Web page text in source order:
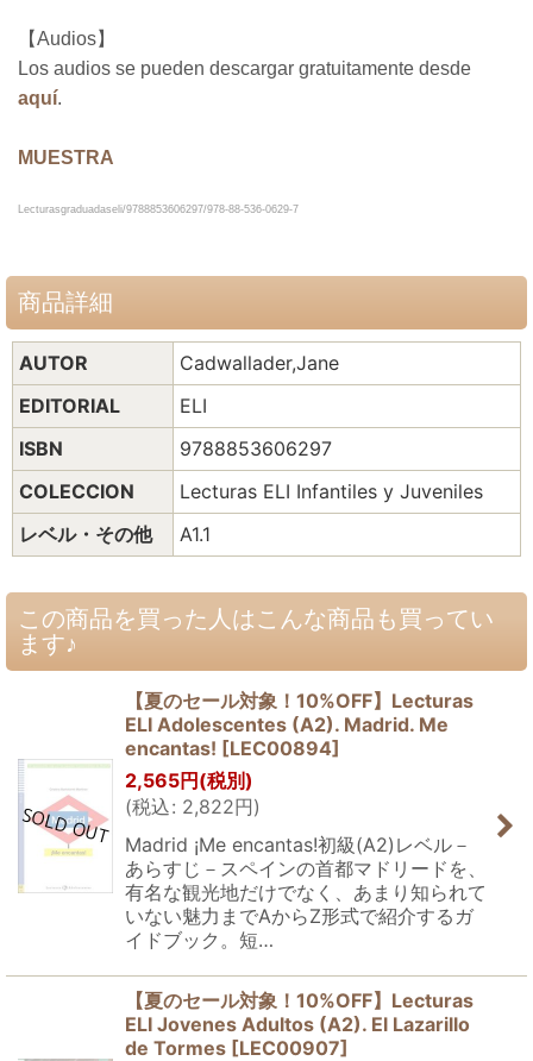
【Audios】
Los audios se pueden descargar gratuitamente desde
aquí.
MUESTRA
Lecturasgraduadaseli/9788853606297/978-88-536-0629-7
商品詳細
AUTOR
Cadwallader,Jane
EDITORIAL
ELI
ISBN
9788853606297
COLECCION
Lecturas ELI Infantiles y Juveniles
レベル・その他
A1.1
この商品を買った人はこんな商品も買ってい
ます♪
【夏のセール対象！10%OFF】Lecturas
ELI Adolescentes (A2). Madrid. Me
encantas! [LEC00894]
2,565円 (税別)
(税込: 2,822円)
Madrid ¡Me encantas!初級(A2)レベル－
あらすじ－スペインの首都マドリードを、
有名な観光地だけでなく、あまり知られて
いない魅力までAからZ形式で紹介するガ
イドブック。短…
【夏のセール対象！10%OFF】Lecturas
ELI Jovenes Adultos (A2). El Lazarillo
de Tormes [LEC00907]